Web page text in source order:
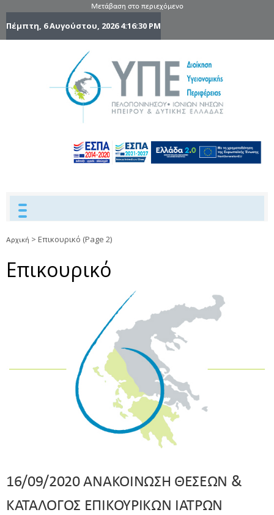
Μετάβαση στο περιεχόμενο
Πέμπτη, 6 Αυγούστου, 20264:16:31 PM
Ηπείρου
Δυτικής
Ελλάδας
Αρχική > Επικουρικό (Page 2)
Επικουρικό
16/09/2020 ΑΝΑΚΟΙΝΩΣΗ ΘΕΣΕΩΝ &
ΚΑΤΑΛΟΓΟΣ ΕΠΙΚΟΥΡΙΚΩΝ ΙΑΤΡΩΝ